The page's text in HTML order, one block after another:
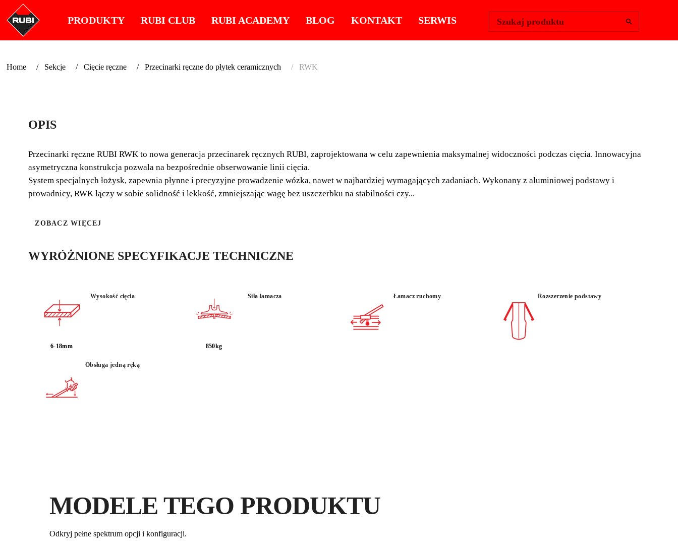
PRODUKTY RUBI CLUB RUBI ACADEMY BLOG KONTAKT SERWIS Szukaj produktu
Home Sekcje Cięcie ręczne Przecinarki ręczne do płytek ceramicznych RWK
DOSKONAŁA WIDOCZNOŚĆ LINII
CIĘCIA
Przecinarki ręczne RUBI RWK to nowa generacja przecinarek ręcznych
UŻYTKOWANIE :
PROFESJONALNE
MATERIAŁ :
JEDNOPROWADNICOWAWIDOCZNOŚĆ
CIĘCIA
OPIS
Przecinarki ręczne RUBI RWK to nowa generacja przecinarek ręcznych RUBI, zaprojektowana w celu zapewnienia maksymalnej widoczności podczas cięcia. Innowacyjna
asymetryczna konstrukcja pozwala na bezpośrednie obserwowanie linii cięcia.
System specjalnych łożysk, zapewnia płynne i precyzyjne prowadzenie wózka, nawet w najbardziej wymagających zadaniach. Wykonany z aluminiowej podstawy i
prowadnicy, RWK łączy w sobie solidność i lekkość, zmniejszając wagę bez uszczerbku na stabilności czy...
ZOBACZ WIĘCEJ
WYRÓŻNIONE SPECYFIKACJE TECHNICZNE
Wysokość cięcia
6-18mm
Siła łamacza
850kg
Łamacz ruchomy Rozszerzenie podstawy
Obsługa jedną ręką
MODELE TEGO PRODUKTU
Odkryj pełne spektrum opcji i konfiguracji.